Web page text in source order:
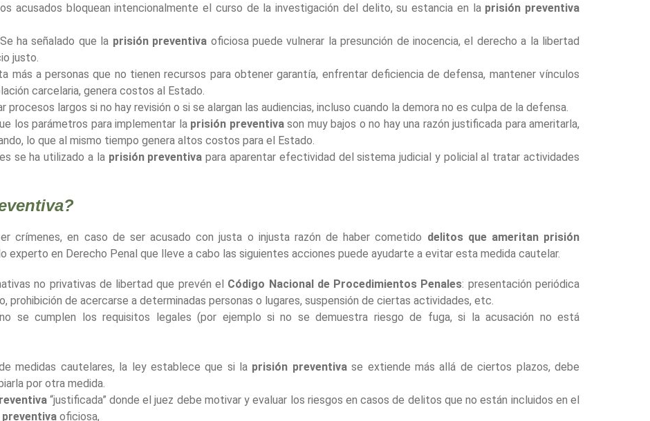
acusados bloquean intencionalmente el curso de la investigación del delito, su estancia en la prisión preventiva
Se ha señalado que la prisión preventiva oficiosa puede vulnerar la presunción de inocencia, el derecho a la libertad
justo.
más a personas que no tienen recursos para obtener garantía, enfrentar deficiencia de defensa, mantener vínculos
carcelaria, genera costos al Estado.
procesos largos si no hay revisión o si se alargan las audiencias, incluso cuando la demora no es culpa de la defensa.
los parámetros para implementar laprisión preventivason muy bajos o no hay una razón justificada para ameritarla,
lo que al mismo tiempo genera altos costos para el Estado.
se ha utilizado a la prisión preventivapara aparentar efectividad del sistema judicial y policial al tratar actividades
crímenes, en caso de ser acusado con justa o injusta razón de haber cometido delitos que ameritan prisión
experto en Derecho Penal que lleve a cabo las siguientes acciones puede ayudarte a evitar esta medida cautelar.
no privativas de libertad que prevén el Código Nacional de Procedimientos Penales: presentación periódica
prohibición de acercarse a determinadas personas o lugares, suspensión de ciertas actividades, etc.
se cumplen los requisitos legales (por ejemplo si no se demuestra riesgo de fuga, si la acusación no está
medidas cautelares, la ley establece que si la prisión preventivase extiende más allá de ciertos plazos, debe
por otra medida.
“justificada” donde el juez debe motivar y evaluar los riesgos en casos de delitos que no están incluidos en el
oficiosa,